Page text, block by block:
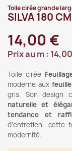
Toile cirée grande
SILVA 180 CM
14,00 €
Prix au m :
Toile cirée
moderne aux
gris. Son design
naturelle et
tendance et
d’entretien, cette
modernité.